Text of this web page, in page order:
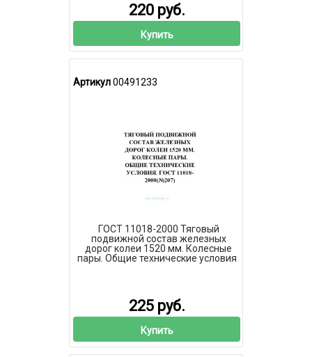
220 руб.
Купить
Артикул00491233
ГОСТ 11018-2000 Тяговый
подвижной состав железных
дорог колеи 1520 мм. Колесные
пары. Общие технические условия
225 руб.
Купить